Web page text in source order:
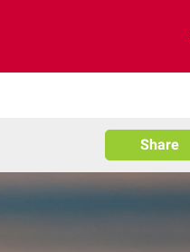
Share